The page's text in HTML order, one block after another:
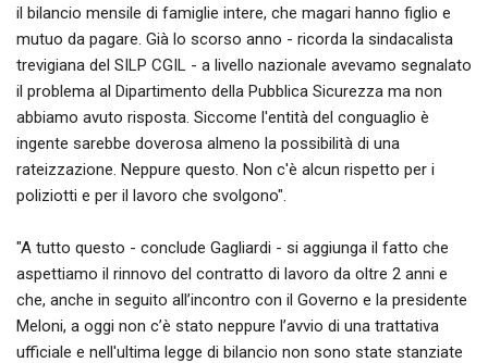
il bilancio mensile di famiglie intere, che magari hanno figlio e
mutuo da pagare. Già lo scorso anno - ricorda la sindacalista
trevigiana del SILP CGIL - a livello nazionale avevamo segnalato
il problema al Dipartimento della Pubblica Sicurezza ma non
abbiamo avuto risposta. Siccome l'entità del conguaglio è
ingente sarebbe doverosa almeno la possibilità di una
rateizzazione. Neppure questo. Non c'è alcun rispetto per i
poliziotti e per il lavoro che svolgono".
"A tutto questo - conclude Gagliardi - si aggiunga il fatto che
aspettiamo il rinnovo del contratto di lavoro da oltre 2 anni e
che, anche in seguito all’incontro con il Governo e la presidente
Meloni, a oggi non c’è stato neppure l’avvio di una trattativa
ufficiale e nell'ultima legge di bilancio non sono state stanziate